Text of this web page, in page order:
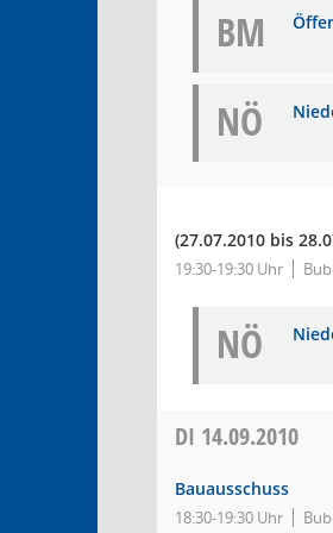
BM
NÖ
(27.07.2010 bis
19:30-19:30 Uhr
NÖ
DI 14.09.2010
Bauausschuss
18:30-19:30 Uhr